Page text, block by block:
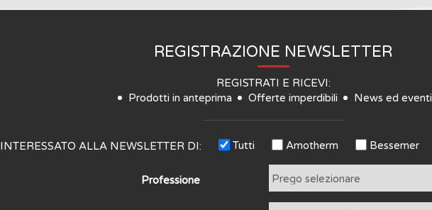
REGISTRAZIONE NEWSLETTER
REGISTRATI E RICEVI:
Prodotti in anteprima
Offerte imperdibili News ed eventi
INTERESSATO ALLA NEWSLETTER DI: Tutti Amotherm Bessemer
Professione